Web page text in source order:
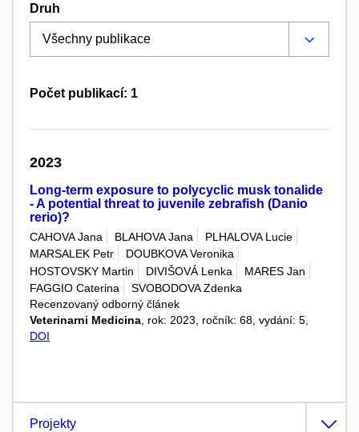
Druh
Počet publikací: 1
2023
Long-term exposure to polycyclic musk tonalide
- A potential threat to juvenile zebrafish (Danio
rerio)?
CAHOVA Jana BLAHOVA Jana
PLHALOVA Lucie
MARSALEK Petr
DOUBKOVA Veronika
HOSTOVSKY Martin
DIVIŠOVÁ Lenka
MARES Jan
FAGGIO Caterina
SVOBODOVA Zdenka
Recenzovaný odborný článek
Veterinarni Medicina , rok: 2023, ročník: 68, vydání: 5,
DOI
Projekty